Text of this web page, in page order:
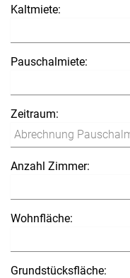
Kaltmiete:
Pauschalmiete:
Zeitraum:
Anzahl Zimmer:
Wohnfläche:
Grundstücksfläche: